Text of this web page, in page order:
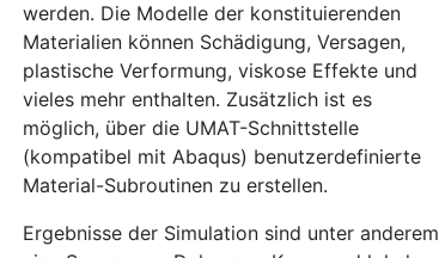
werden. Die Modelle der konstituierenden
Materialien können Schädigung, Versagen,
plastische Verformung, viskose Effekte und
vieles mehr enthalten. Zusätzlich ist es
möglich, über die UMAT-Schnittstelle
(kompatibel mit Abaqus) benutzerdefinierte
Material-Subroutinen zu erstellen.
Ergebnisse der Simulation sind unter anderem